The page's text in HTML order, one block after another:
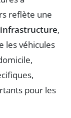
reflète une
infrastructure,
les véhicules
pour les